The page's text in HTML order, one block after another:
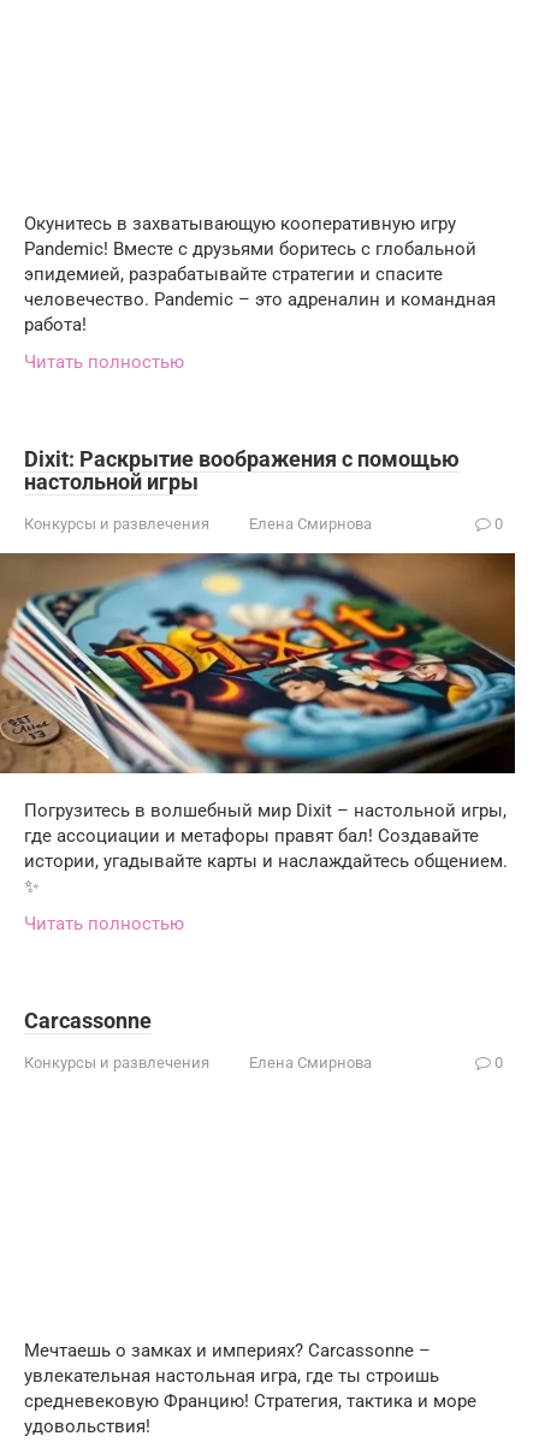
Окунитесь в захватывающую кооперативную игру
Pandemic! Вместе с друзьями боритесь с глобальной
эпидемией, разрабатывайте стратегии и спасите
человечество. Pandemic – это адреналин и командная
работа!
Читать полностью
Dixit: Раскрытие воображения с помощью
настольной игры
Конкурсы и развлечения Елена Смирнова 0
Погрузитесь в волшебный мир Dixit – настольной игры,
где ассоциации и метафоры правят бал! Создавайте
истории, угадывайте карты и наслаждайтесь общением.
✨
Читать полностью
Carcassonne
Конкурсы и развлечения Елена Смирнова 0
Мечтаешь о замках и империях? Carcassonne –
увлекательная настольная игра, где ты строишь
средневековую Францию! Стратегия, тактика и море
удовольствия!